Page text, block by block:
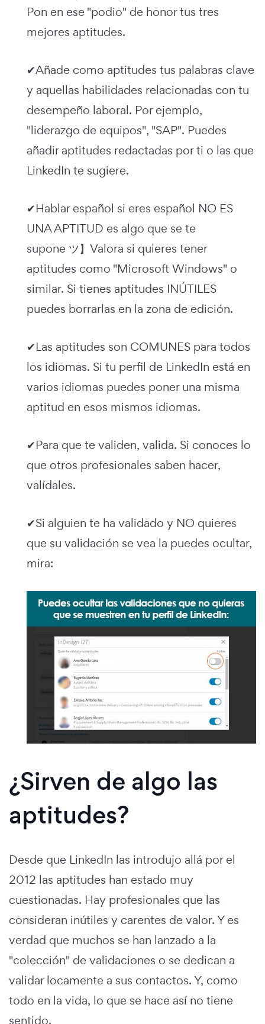
Pon en ese "podio" de honor tus tres
mejores aptitudes.
✔Añade como aptitudes tus palabras clave
y aquellas habilidades relacionadas con tu
desempeño laboral. Por ejemplo,
"liderazgo de equipos", "SAP". Puedes
añadir aptitudes redactadas por ti o las que
LinkedIn te sugiere.
✔Hablar español si eres español NO ES
UNA APTITUD es algo que se te
supone ツ】Valora si quieres tener
aptitudes como "Microsoft Windows" o
similar. Si tienes aptitudes INÚTILES
puedes borrarlas en la zona de edición.
✔Las aptitudes son COMUNES para todos
los idiomas. Si tu perfil de LinkedIn está en
varios idiomas puedes poner una misma
aptitud en esos mismos idiomas.
✔Para que te validen, valida. Si conoces lo
que otros profesionales saben hacer,
valídales.
✔Si alguien te ha validado y NO quieres
que su validación se vea la puedes ocultar,
mira:
¿Sirven de algo las
aptitudes?
Desde que LinkedIn las introdujo allá por el
2012 las aptitudes han estado muy
cuestionadas. Hay profesionales que las
consideran inútiles y carentes de valor. Y es
verdad que muchos se han lanzado a la
"colección" de validaciones o se dedican a
validar locamente a sus contactos. Y, como
todo en la vida, lo que se hace así no tiene
sentido.